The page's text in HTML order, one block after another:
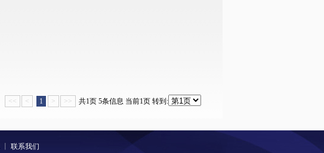
<< < 1 > >> 共1页 5条信息 当前1页 转到:
联系我们